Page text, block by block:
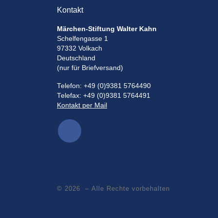
Kontakt
Märchen-Stiftung Walter Kahn
Schelfengasse 1
97332 Volkach
Deutschland
(nur für Briefversand)
Telefon: +49 (0)9381 5764490
Telefax: +49 (0)9381 5764491
Kontakt per Mail
© 2026 – Alle Rechte vorbehalten